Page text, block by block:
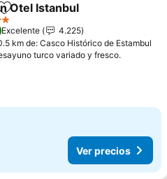
Agregar a favoritos
Otel Istanbul
Excelente
4.225
km de: Casco Histórico de Estambul
turco variado y fresco.
Ver precios